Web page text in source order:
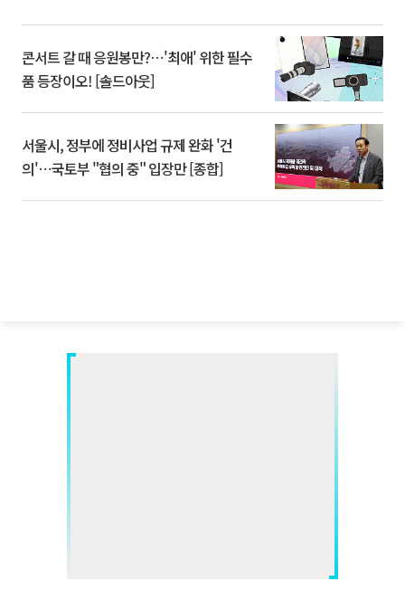
콘서트 갈 때 응원봉만?⋯'최애' 위한 필수
품 등장이오! [솔드아웃]
서울시, 정부에 정비사업 규제 완화 '건
의'⋯국토부 "협의 중" 입장만 [종합]